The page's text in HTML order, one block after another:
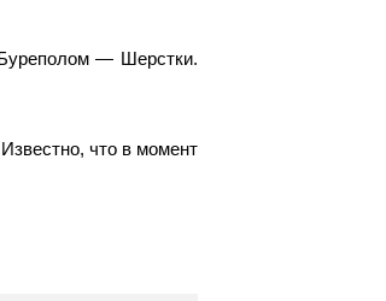
— Шерстки.
что в момент